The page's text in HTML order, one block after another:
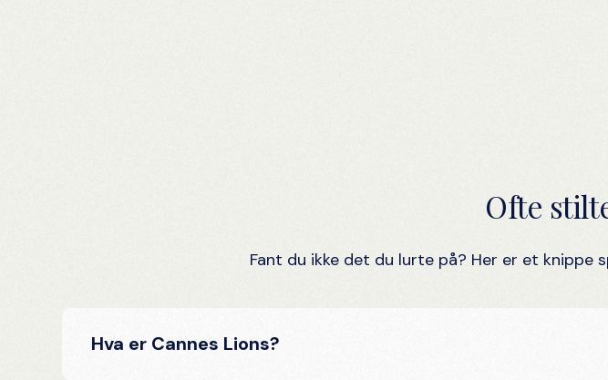
Ofte
Fant du ikke det du lurte på? Her er et knippe
Hva er Cannes Lions?